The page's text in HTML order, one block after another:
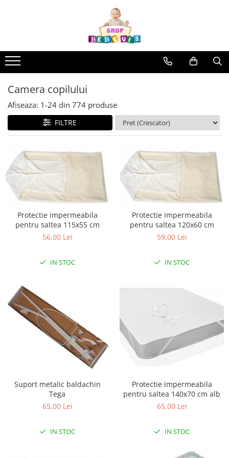
Carucioare copii
Carucioare copii sport
Carucioare copii 2in1
Carucioare copii 3in1
Carucioare gemeni
Accesorii carucioare copii
Huse ploaie si antiinsecte
Saci si invelitoare
Adaptoare
Umbrele carucioare
Accesorii diverse carucioare
Landouri pentru bebelusi
Scaune auto copii
Patuturi copii
Patuturi lemn 140 x 70 cm
Patuturi lemn 160 x 80 cm
Pat tineret
Patuturi pliabile si tarcuri de joaca
Saltele patut copii
Saltele de la 140 x 70 cm
Saltele 127 x 63 cm
Lenjerii patuturi
Camera copilului
Afiseaza: 1-24 din 774 produse
FILTRE
Protectie impermeabila
pentru saltea 115x55 cm
56,00 Lei
IN STOC
Protectie impermeabila
pentru saltea 120x60 cm
59,00 Lei
IN STOC
Suport metalic baldachin
Tega
65,00 Lei
IN STOC
Protectie impermeabila
pentru saltea 140x70 cm alb
65,00 Lei
IN STOC